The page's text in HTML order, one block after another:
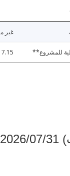
غير
للمشروع**